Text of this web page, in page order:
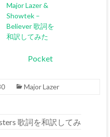
Major Lazer &
Showtek –
Believer 歌詞を
和訳してみた
Pocket
Major Lazer
歌詞を和訳してみ